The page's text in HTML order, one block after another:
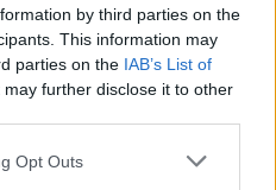
by third parties on the
This information may
parties on the IAB’s List of
may further disclose it to other
Opt Outs
2026): O αντισυμβατικός